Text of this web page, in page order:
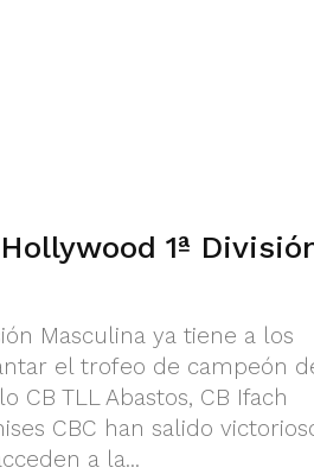
1ª
Masculina ya tiene a los
el trofeo de campeón
CB TLL Abastos, CB Ifach
CBC han salido
a la...